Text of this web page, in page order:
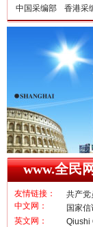
一枚“
中国采编部 香港采
www.全民
友情链接：
中文网：
共产党
国家信
英文网：
Qiushi